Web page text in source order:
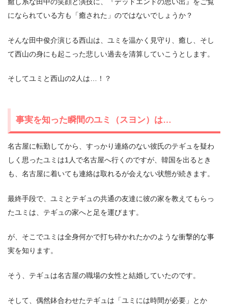
になられている方も「癒された」のではないでしょうか？
そんな田中俊介演じる西山は、ユミを温かく見守り、癒し、そし
て西山の身にも起こった悲しい過去を清算していこうとします。
そしてユミと西山の2人は…！？
事実を知った瞬間のユミ（スヨン）は…
名古屋に転勤してから、すっかり連絡のない彼氏のテギュを疑わ
しく思ったユミは1人で名古屋へ行くのですが、韓国を出るとき
も、名古屋に着いても連絡は取れるが会えない状態が続きます。
最終手段で、ユミとテギュの共通の友達に彼の家を教えてもらっ
たユミは、テギュの家へと足を運びます。
が、そこでユミは全身何かで打ち砕かれたかのような衝撃的な事
実を知ります。
そう、テギュは名古屋の職場の女性と結婚していたのです。
そして、偶然鉢合わせたテギュは「ユミには時間が必要」とか